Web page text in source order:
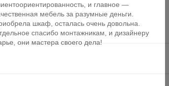
и главное —
мебель за разумные деньги.
шкаф, осталась очень довольна.
спасибо монтажникам, и дизайнеру
они мастера своего дела!